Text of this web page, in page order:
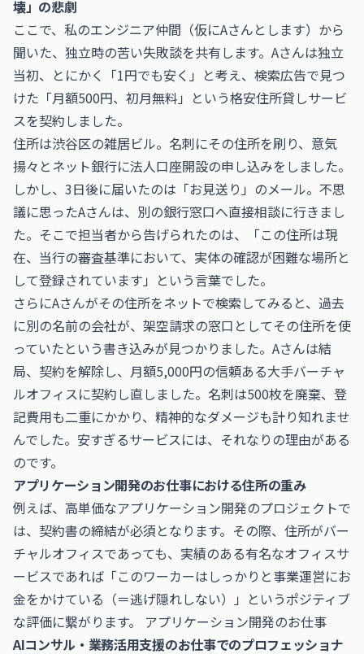
壊」の悲劇
ここで、私のエンジニア仲間（仮にAさんとします）から
聞いた、独立時の苦い失敗談を共有します。Aさんは独立
当初、とにかく「1円でも安く」と考え、検索広告で見つ
けた「月額500円、初月無料」という格安住所貸しサービ
スを契約しました。
住所は渋谷区の雑居ビル。名刺にその住所を刷り、意気
揚々とネット銀行に法人口座開設の申し込みをしました。
しかし、3日後に届いたのは「お見送り」のメール。不思
議に思ったAさんは、別の銀行窓口へ直接相談に行きまし
た。そこで担当者から告げられたのは、「この住所は現
在、当行の審査基準において、実体の確認が困難な場所と
して登録されています」という言葉でした。
さらにAさんがその住所をネットで検索してみると、過去
に別の名前の会社が、架空請求の窓口としてその住所を使
っていたという書き込みが見つかりました。Aさんは結
局、契約を解除し、月額5,000円の信頼ある大手バーチャ
ルオフィスに契約し直しました。名刺は500枚を廃棄、登
記費用も二重にかかり、精神的なダメージも計り知れませ
んでした。安すぎるサービスには、それなりの理由がある
のです。
アプリケーション開発のお仕事における住所の重み
例えば、高単価なアプリケーション開発のプロジェクトで
は、契約書の締結が必須となります。その際、住所がバー
チャルオフィスであっても、実績のある有名なオフィスサ
ービスであれば「このワーカーはしっかりと事業運営にお
金をかけている（＝逃げ隠れしない）」というポジティブ
な評価に繋がります。 アプリケーション開発のお仕事
AIコンサル・業務活用支援のお仕事でのプロフェッショナ